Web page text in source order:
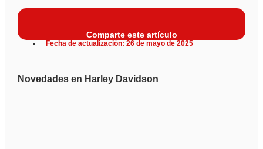
Comparte este artículo
Fecha de actualización: 26 de mayo de 2025
Novedades en Harley Davidson